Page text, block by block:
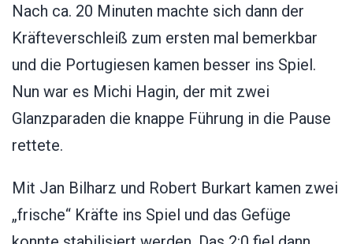
Nach ca. 20 Minuten machte sich dann der
Kräfteverschleiß zum ersten mal bemerkbar
und die Portugiesen kamen besser ins Spiel.
Nun war es Michi Hagin, der mit zwei
Glanzparaden die knappe Führung in die Pause
rettete.
Mit Jan Bilharz und Robert Burkart kamen zwei
„frische“ Kräfte ins Spiel und das Gefüge